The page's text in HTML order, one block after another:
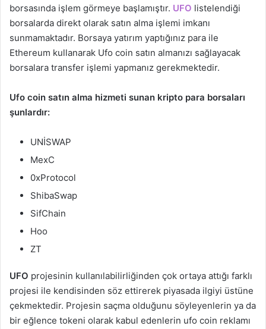
borsasında işlem görmeye başlamıştır. UFO listelendiği
borsalarda direkt olarak satın alma işlemi imkanı
sunmamaktadır. Borsaya yatırım yaptığınız para ile
Ethereum kullanarak Ufo coin satın almanızı sağlayacak
borsalara transfer işlemi yapmanız gerekmektedir.
Ufo coin satın alma hizmeti sunan kripto para borsaları
şunlardır:
UNİSWAP
MexC
0xProtocol
ShibaSwap
SifChain
Hoo
ZT
UFO projesinin kullanılabilirliğinden çok ortaya attığı farklı
projesi ile kendisinden söz ettirerek piyasada ilgiyi üstüne
çekmektedir. Projesin saçma olduğunu söyleyenlerin ya da
bir eğlence tokeni olarak kabul edenlerin ufo coin reklamı